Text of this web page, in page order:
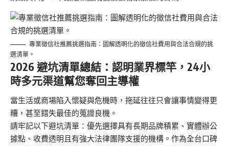
專業徵信社推薦挑選指南：圖解透明化的徵信社費用與合法合規的挑
選清單。
2026 避坑清單總結：認明業界標竿，24小
時多元渠道幫您奪回主導權
當生活或商場陷入懷疑與危機時，拖延往往只會讓事情變得更
糟，甚至錯失最佳的蒐證良機。
請牢記以下避坑清單：優先選擇具有長期品牌積累、實體辦公
據點、收費透明且有強大法律團隊支援的機構。作為全台口碑